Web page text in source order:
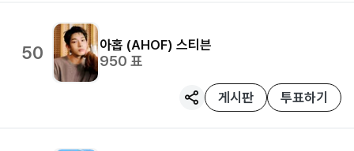
50 아홉 (AHOF) 스티븐
950 표
게시판 투표하기